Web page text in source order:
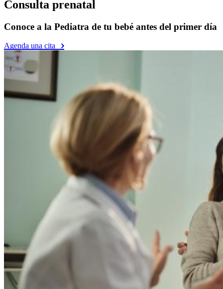
Consulta prenatal
Conoce a la Pediatra de tu bebé antes del primer día
Agenda una cita